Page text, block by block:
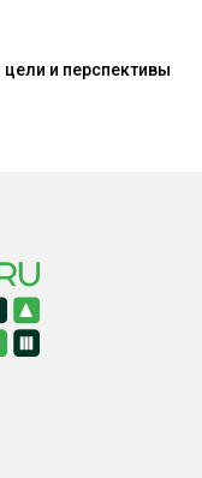
и перспективы